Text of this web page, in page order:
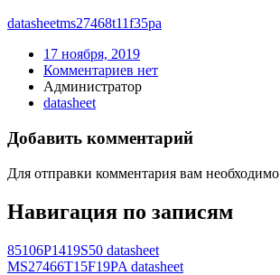
datasheetms27468t11f35pa
17 ноября, 2019
Комментариев нет
Администратор
datasheet
Добавить комментарий
Для отправки комментария вам необходимо
Навигация по записям
85106P1419S50 datasheet
MS27466T15F19PA datasheet